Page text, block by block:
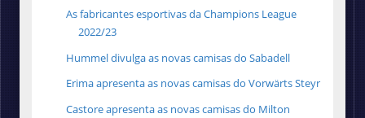
As fabricantes esportivas da Champions League
2022/23
Hummel divulga as novas camisas do Sabadell
Erima apresenta as novas camisas do Vorwärts Steyr
Castore apresenta as novas camisas do Milton